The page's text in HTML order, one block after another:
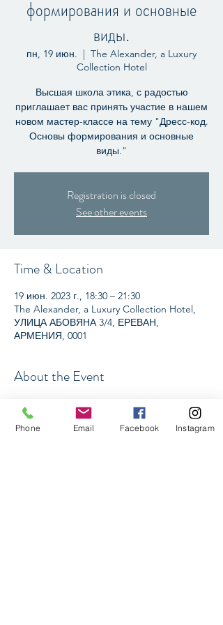
формирования и основные
виды.
пн, 19 июн.
  |
The Alexander, a Luxury
Collection Hotel
Высшая школа этика, с радостью
приглашает вас принять участие в нашем
новом мастер-классе на тему "Дресс-код.
Основы формирования и основные
виды."
Registration is closed
See other events
Time & Location
19 июн. 2023 г., 18:30 – 21:30
The Alexander, a Luxury Collection Hotel,
УЛИЦА АБОВЯНА 3/4, ЕРЕВАН,
АРМЕНИЯ, 0001
About the Event
В течение мастер-класса мы с вами
познакомимся с основными видами
дресс-кодов и поймём основы их
Phone Email Facebook Instagram